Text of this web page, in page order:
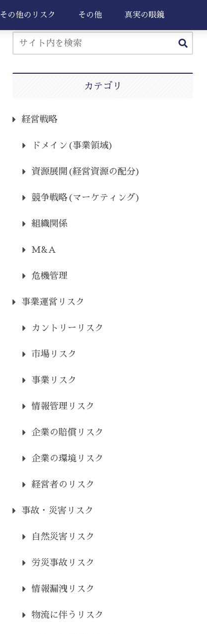
その他のリスク その他 真実の眼鏡
カテゴリ
経営戦略
ドメイン(事業領域)
資源展開(経営資源の配分)
競争戦略(マーケティング)
組織関係
M&A
危機管理
事業運営リスク
カントリーリスク
市場リスク
事業リスク
情報管理リスク
企業の賠償リスク
企業の環境リスク
経営者のリスク
事故・災害リスク
自然災害リスク
労災事故リスク
情報漏洩リスク
物流に伴うリスク